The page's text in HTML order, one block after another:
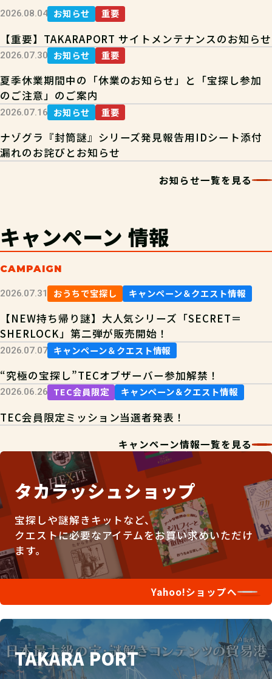
2026.08.04 お知らせ 重要
【重要】TAKARAPORT サイトメンテナンスのお知らせ
2026.07.30 お知らせ 重要
夏季休業期間中の「休業のお知らせ」と「宝探し参加
のご注意」のご案内
2026.07.16 お知らせ 重要
ナゾグラ『封筒謎』シリーズ発見報告用IDシート添付
漏れのお詫びとお知らせ
お知らせ一覧を見る
キャンペーン 情報
CAMPAIGN
2026.07.31 おうちで宝探し キャンペーン＆クエスト情報
【NEW持ち帰り謎】大人気シリーズ「SECRET＝
SHERLOCK」第二弾が販売開始！
2026.07.07 キャンペーン＆クエスト情報
“究極の宝探し”TECオブザーバー参加解禁！
2026.06.26 TEC会員限定 キャンペーン＆クエスト情報
TEC会員限定ミッション当選者発表！
キャンペーン情報一覧を見る
タカラッシュショップ
宝探しや謎解きキットなど、
クエストに必要なアイテムをお買い求めいただけ
ます。
Yahoo!ショップへ
TAKARA PORT